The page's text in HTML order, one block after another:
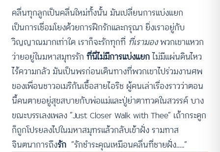
คลื่นทุกลูกเป็นคลื่นใหม่ทั้งนั้น มันเปลี่ยนการแบ่งแยก
เป็นการเชื่อมโยงด้วยการฝึกรักและกรุณา ยิ่งเราอยู่กับ
วิญญาณมากเท่าใด เราก็จะรักทุกที่ ที่เรามองพวกเขาแหวก
ว่ายอยู่ในมหาสมุทรรัก ที่นี่ไม่มีการแบ่งแยกไม่มีแผ่นดินไหว
ไร้ความกลัว มันเป็นพรก่อนเดินทางที่พวกเขาไปร่วมงานศพ
ของเพื่อนชาวอเมริกันเชื้อสายไอริช ผู้คนเล่าเรื่องราวว่าตอน
นี้คนตายอยู่สุขสบายกับพ่อแม่และปู่ย่าตาทวดในสวรรค์ บาง
ขณะบรรเลงเพลง “Just Closer Walk with Thee” เถ้ากระดูก
ก็ถูกโปรยลงไปในมหาสมุทรแล้วกลับเข้าฝั่ง รามทาส
จินตนาการถึงรัก “รักชำระคุณเหมือนคลื่นที่ชายฝั่ง…..”